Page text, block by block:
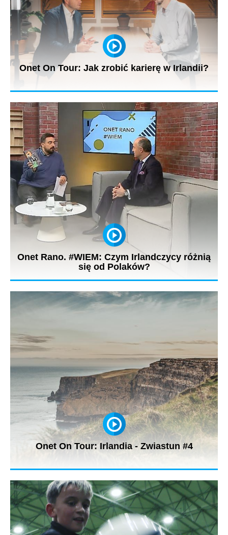
Onet On Tour: Jak zrobić karierę w Irlandii?
W najnowszym reportażu Onet On Tour z Irlandii nie brakuje
ciekawych historii...
Onet Rano. #WIEM: Czym Irlandczycy różnią
się od Polaków?
- Irlandia jest krajem fascynującym. Klimatycznie zupełnie innym
od Polski....
Onet On Tour: Irlandia - Zwiastun #4
Zobaczcie, jak pięknie prezentuje się Irlandia z lotu ptaka - te
krajobrazy...